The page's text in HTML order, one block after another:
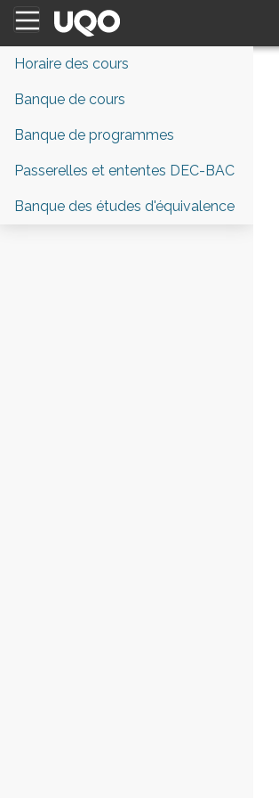
Horaire des cours
Banque de cours
Banque de programmes
Passerelles et ententes DEC-BAC
Banque des études d'équivalence